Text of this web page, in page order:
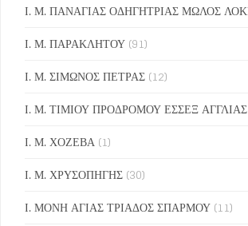
Ι. Μ. ΠΑΝΑΓΙΑΣ ΟΔΗΓΗΤΡΙΑΣ ΜΩΛΟΣ
Ι. Μ. ΠΑΡΑΚΛΗΤΟΥ (91)
Ι. Μ. ΣΙΜΩΝΟΣ ΠΕΤΡΑΣ (12)
Ι. Μ. ΤΙΜΙΟΥ ΠΡΟΔΡΟΜΟΥ ΕΣΣΕΞ ΑΓΓΛΙΑΣ
Ι. Μ. ΧΟΖΕΒΑ (1)
Ι. Μ. ΧΡΥΣΟΠΗΓΗΣ (30)
Ι. ΜΟΝΗ ΑΓΙΑΣ ΤΡΙΑΔΟΣ ΣΠΑΡΜΟΥ (11)